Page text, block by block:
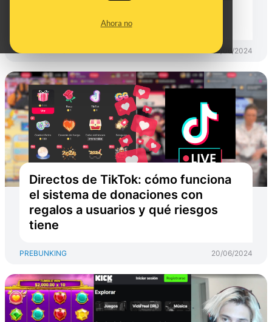
Ahora no
adictivos para los usuarios
PREBUNKING 20/06/2024
Directos de TikTok: cómo funciona
el sistema de donaciones con
regalos a usuarios y qué riesgos
tiene
PREBUNKING 20/06/2024